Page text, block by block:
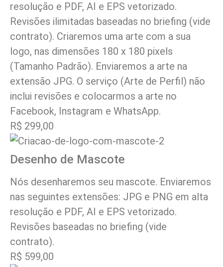
resolução e PDF, AI e EPS vetorizado.
Revisões ilimitadas baseadas no briefing (vide
contrato). Criaremos uma arte com a sua
logo, nas dimensões 180 x 180 pixels
(Tamanho Padrão). Enviaremos a arte na
extensão JPG. O serviço (Arte de Perfil) não
inclui revisões e colocarmos a arte no
Facebook, Instagram e WhatsApp.
R$ 299,00
Desenho de Mascote
Nós desenharemos seu mascote. Enviaremos
nas seguintes extensões: JPG e PNG em alta
resolução e PDF, AI e EPS vetorizado.
Revisões baseadas no briefing (vide
contrato).
R$ 599,00